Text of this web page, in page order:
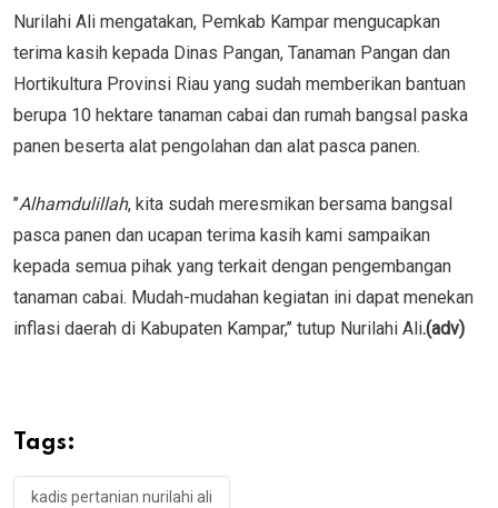
Nurilahi Ali mengatakan, Pemkab Kampar mengucapkan
terima kasih kepada Dinas Pangan, Tanaman Pangan dan
Hortikultura Provinsi Riau yang sudah memberikan bantuan
berupa 10 hektare tanaman cabai dan rumah bangsal paska
panen beserta alat pengolahan dan alat pasca panen.
’’Alhamdulillah, kita sudah meresmikan bersama bangsal
pasca panen dan ucapan terima kasih kami sampaikan
kepada semua pihak yang terkait dengan pengembangan
tanaman cabai. Mudah-mudahan kegiatan ini dapat menekan
inflasi daerah di Kabupaten Kampar,’’ tutup Nurilahi Ali.(adv)
Tags:
kadis pertanian nurilahi ali